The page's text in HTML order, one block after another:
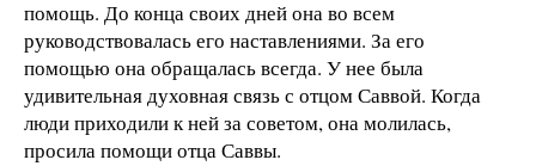
помощь. До конца своих дней она во всем
руководствовалась его наставлениями. За его
помощью она обращалась всегда. У нее была
удивительная духовная связь с отцом Саввой. Когда
люди приходили к ней за советом, она молилась,
просила помощи отца Саввы.